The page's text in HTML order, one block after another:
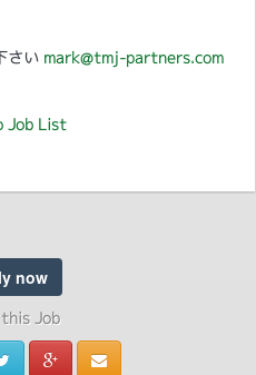
さい mark@tmj-partners.com
Job List
now
Job